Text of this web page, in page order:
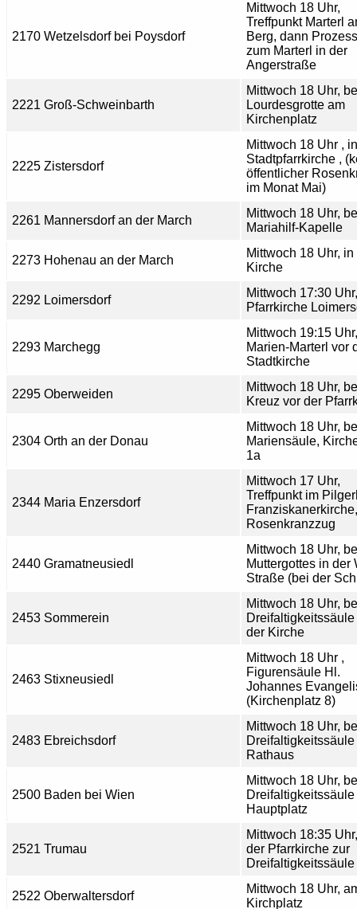
2170 Wetzelsdorf bei Poysdorf
Mittwoch 18 Uhr,
Treffpunkt Marterl
Berg, dann
zum Marterl in der
Angerstraße
2221 Groß-Schweinbarth
Mittwoch 18 Uhr,
Lourdesgrotte am
Kirchenplatz
2225 Zistersdorf
Mittwoch 18 Uhr ,
Stadtpfarrkirche ,
öffentlicher
im Monat Mai)
2261 Mannersdorf an der March
Mittwoch 18 Uhr,
Mariahilf-Kapelle
2273 Hohenau an der March
Mittwoch 18 Uhr, in
Kirche
2292 Loimersdorf
Mittwoch 17:30
Pfarrkirche
2293 Marchegg
Mittwoch 19:15
Marien-Marterl vor
Stadtkirche
2295 Oberweiden
Mittwoch 18 Uhr,
Kreuz vor der
2304 Orth an der Donau
Mittwoch 18 Uhr,
Mariensäule,
1a
2344 Maria Enzersdorf
Mittwoch 17 Uhr,
Treffpunkt im
Rosenkranzzug
2440 Gramatneusiedl
Mittwoch 18 Uhr,
Muttergottes in der
Straße (bei der
2453 Sommerein
Mittwoch 18 Uhr,
Dreifaltigkeitssäule
der Kirche
2463 Stixneusiedl
Mittwoch 18 Uhr ,
Figurensäule Hl.
Johannes
(Kirchenplatz 8)
2483 Ebreichsdorf
Mittwoch 18 Uhr,
Rathaus
2500 Baden bei Wien
Mittwoch 18 Uhr,
Dreifaltigkeitssäule
Hauptplatz
2521 Trumau
Mittwoch 18:35
der Pfarrkirche zur
Dreifaltigkeitssäule
2522 Oberwaltersdorf
Mittwoch 18 Uhr,
Kirchplatz